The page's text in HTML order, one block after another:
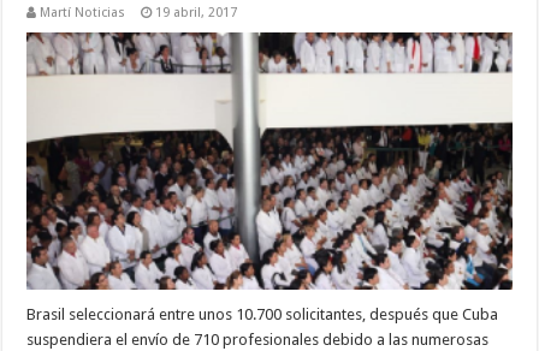
Martí Noticias 19 abril, 2017
Brasil seleccionará entre unos 10.700 solicitantes, después que Cuba
suspendiera el envío de 710 profesionales debido a las numerosas